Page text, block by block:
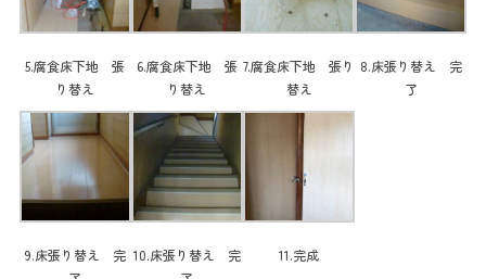
5.腐食床下地 張
り替え
6.腐食床下地 張
り替え
7.腐食床下地 張り
替え
8.床張り替え 完
了
9.床張り替え 完 10.床張り替え 完
11.完成